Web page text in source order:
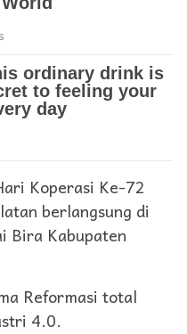
Koperasi Ke-72
berlangsung di
Bira Kabupaten
Reformasi total
4.0.